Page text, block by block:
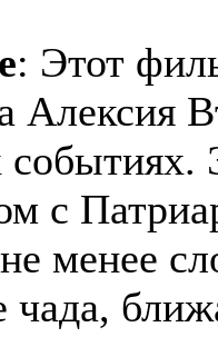
: Этот
Алексия
событиях.
с
менее
чада,